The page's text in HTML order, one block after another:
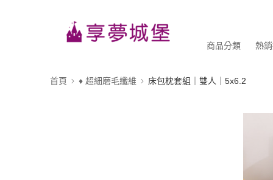
商品分類 熱
首頁 ♦ 超細磨毛纖維 床包枕套組｜雙人｜5x6.2